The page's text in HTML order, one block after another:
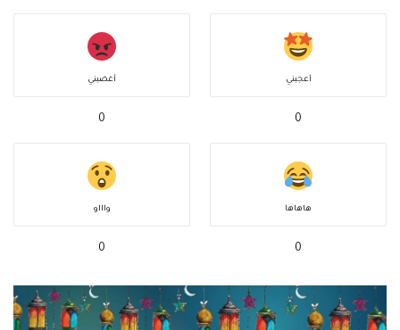
أعجبني
0
أغضبني
0
هاهاها
0
واااو
0